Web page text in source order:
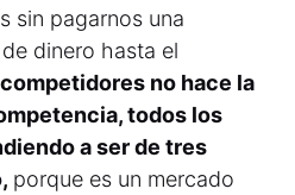
sin pagarnos una
dinero hasta el
no hace la
todos los
a ser de tres
porque es un mercado